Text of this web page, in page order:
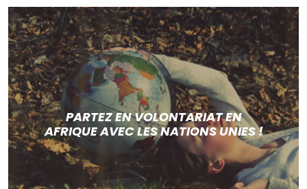
PARTEZ EN VOLONTARIAT EN
AFRIQUE AVEC LES NATIONS UNIES !